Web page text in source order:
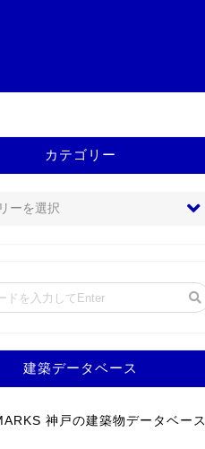
カテゴリー
建築データベース
神戸の建築物データベース